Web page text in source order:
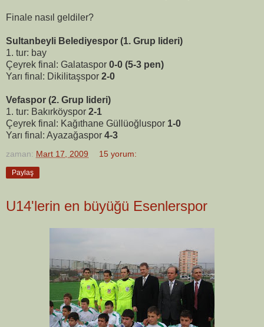
Finale nasıl geldiler?
Sultanbeyli Belediyespor (1. Grup lideri)
1. tur: bay
Çeyrek final: Galataspor 0-0 (5-3 pen)
Yarı final: Dikilitaşspor 2-0
Vefaspor (2. Grup lideri)
1. tur: Bakırköyspor 2-1
Çeyrek final: Kağıthane Güllüoğluspor 1-0
Yarı final: Ayazağaspor 4-3
zaman: Mart 17, 2009 15 yorum:
Paylaş
U14'lerin en büyüğü Esenlerspor